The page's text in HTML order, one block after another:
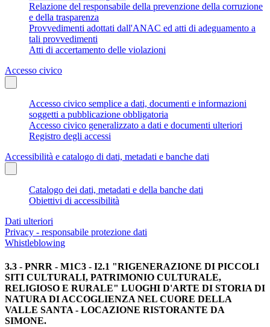
Relazione del responsabile della prevenzione della corruzione
e della trasparenza
Provvedimenti adottati dall'ANAC ed atti di adeguamento a
tali provvedimenti
Atti di accertamento delle violazioni
Accesso civico
Accesso civico semplice a dati, documenti e informazioni
soggetti a pubblicazione obbligatoria
Accesso civico generalizzato a dati e documenti ulteriori
Registro degli accessi
Accessibilità e catalogo di dati, metadati e banche dati
Catalogo dei dati, metadati e della banche dati
Obiettivi di accessibilità
Dati ulteriori
Privacy - responsabile protezione dati
Whistleblowing
3.3 - PNRR - M1C3 - I2.1 "RIGENERAZIONE DI PICCOLI
SITI CULTURALI, PATRIMONIO CULTURALE,
RELIGIOSO E RURALE" LUOGHI D'ARTE DI STORIA DI
NATURA DI ACCOGLIENZA NEL CUORE DELLA
VALLE SANTA - LOCAZIONE RISTORANTE DA
SIMONE.